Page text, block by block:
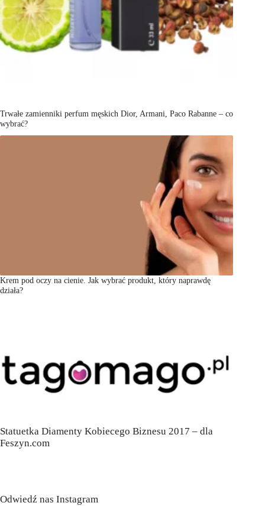
Trwałe zamienniki perfum męskich Dior, Armani, Paco Rabanne – co
wybrać?
Krem pod oczy na cienie. Jak wybrać produkt, który naprawdę
działa?
Statuetka Diamenty Kobiecego Biznesu 2017 – dla
Feszyn.com
Odwiedź nas Instagram